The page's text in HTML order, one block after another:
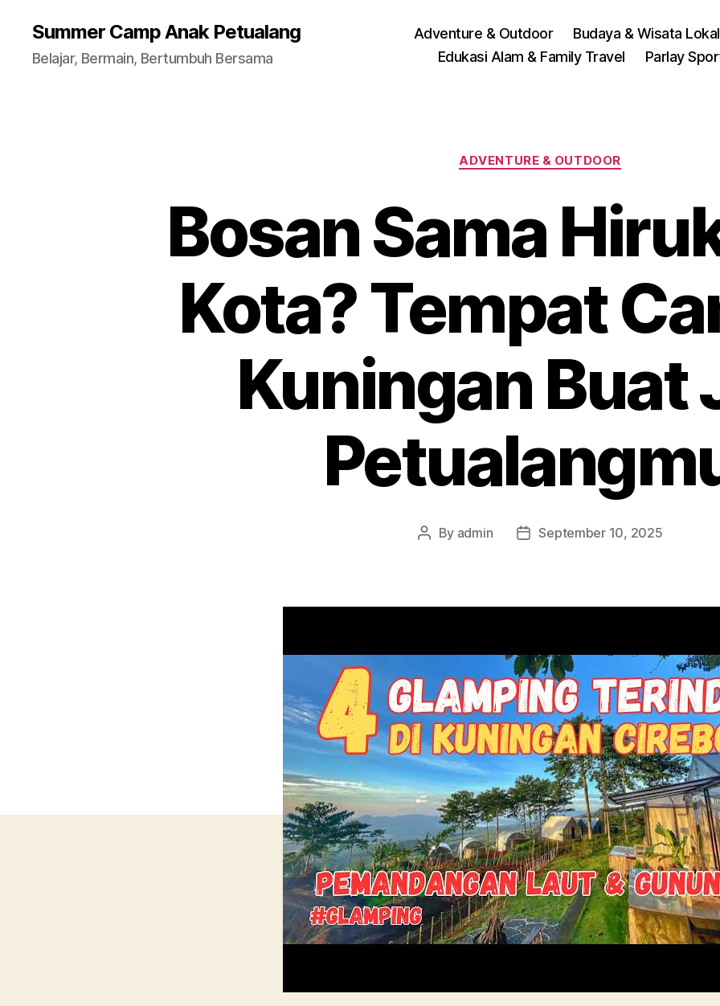
Summer Camp Anak Petualang
Belajar, Bermain, Bertumbuh Bersama
Adventure & Outdoor Budaya & Wisata Lokal
Edukasi Alam & Family Travel
Parlay
Categories
ADVENTURE & OUTDOOR
Bosan Sama
Kota? Tempat
Kuningan Buat
Post
By admin
PostSeptember 10, 2025